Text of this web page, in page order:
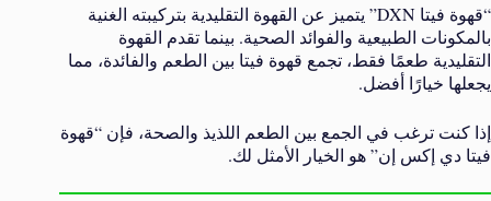
“قهوة فيتا DXN” يتميز عن القهوة التقليدية بتركيبته الغنية
بالمكونات الطبيعية والفوائد الصحية. بينما تقدم القهوة
التقليدية طعمًا فقط، تجمع قهوة فيتا بين الطعم والفائدة، مما
يجعلها خيارًا أفضل.
إذا كنت ترغب في الجمع بين الطعم اللذيذ والصحة، فإن “قهوة
فيتا دي إكس إن” هو الخيار الأمثل لك.